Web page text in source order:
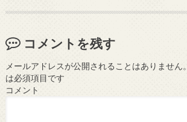
コメントを残す
メールアドレスが公開されることはありません。
は必須項目です
コメント